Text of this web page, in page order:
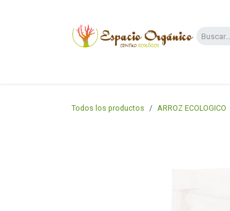
Todos los productos ARROZ ECOLOGICO